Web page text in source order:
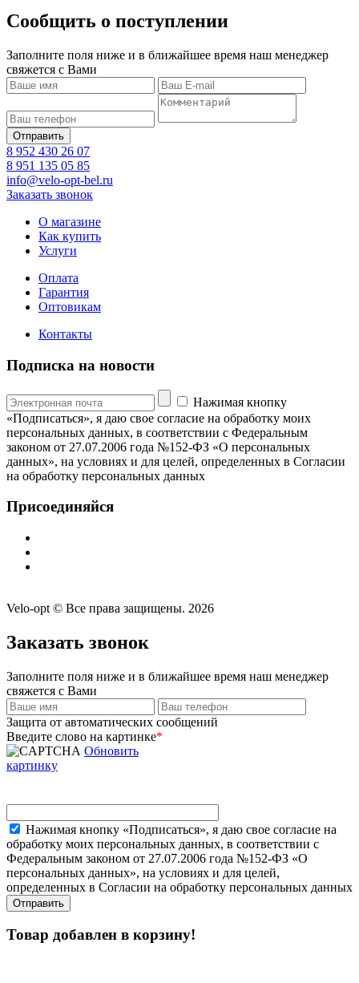
Сообщить о поступлении
Заполните поля ниже и в ближайшее время наш менеджер
свяжется с Вами
8 952 430 26 07
8 951 135 05 85
info@velo-opt-bel.ru
Заказать звонок
О магазине
Как купить
Услуги
Оплата
Гарантия
Оптовикам
Контакты
Подписка на новости
Нажимая кнопку
«Подписаться», я даю свое согласие на обработку моих
персональных данных, в соответствии с Федеральным
законом от 27.07.2006 года №152-ФЗ «О персональных
данных», на условиях и для целей, определенных в Согласии
на обработку персональных данных
Присоединяйся
Velo-opt © Все права защищены. 2026
Заказать звонок
Заполните поля ниже и в ближайшее время наш менеджер
свяжется с Вами
Защита от автоматических сообщений
Введите слово на картинке*
Обновить
картинку
Нажимая кнопку «Подписаться», я даю свое согласие на
обработку моих персональных данных, в соответствии с
Федеральным законом от 27.07.2006 года №152-ФЗ «О
персональных данных», на условиях и для целей,
определенных в Согласии на обработку персональных данных
Товар добавлен в корзину!